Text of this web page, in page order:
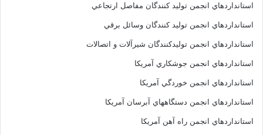
استانداردهاي انجمن توليد کنندگان مفاصل ارتجاعي
استانداردهاي انجمن توليد کنندگان وسائل برقي
استانداردهاي انجمن توليدکنندگان شيرآلات و اتصالات
استانداردهاي انجمن جوشکاري آمريکا
استانداردهاي انجمن خوردگي آمريکا
استانداردهاي انجمن دستگاههاي آبرسان آمريکا
استانداردهاي انجمن راه آهن آمريکا